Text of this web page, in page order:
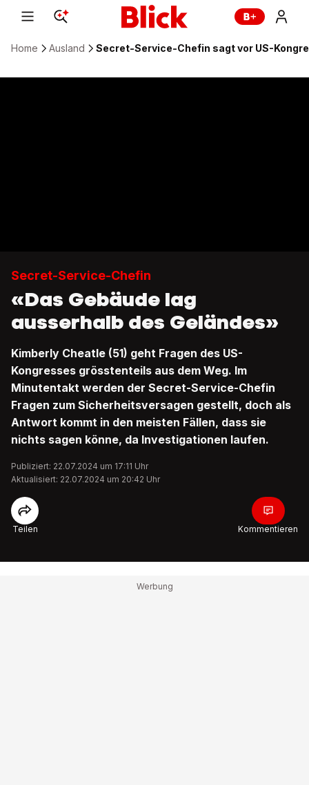
Home Ausland Secret-Service-Chefin sagt vor US-
Secret-Service-Chefin
«Das Gebäude lag
ausserhalb des Geländes»
Kimberly Cheatle (51) geht Fragen des US-
Kongresses grösstenteils aus dem Weg. Im
Minutentakt werden der Secret-Service-Chefin
Fragen zum Sicherheitsversagen gestellt, doch als
Antwort kommt in den meisten Fällen, dass sie
nichts sagen könne, da Investigationen laufen.
Publiziert: 22.07.2024 um 17:11 Uhr
Aktualisiert: 22.07.2024 um 20:42 Uhr
Teilen Kommentieren